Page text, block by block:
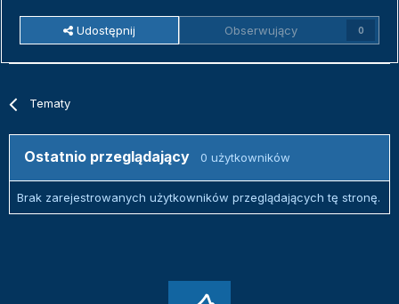
Udostępnij Obserwujący 0
Tematy
Ostatnio przeglądający 0 użytkowników
Brak zarejestrowanych użytkowników przeglądających tę stronę.